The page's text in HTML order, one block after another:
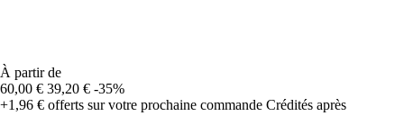
À partir de
60,00 € 39,20 € -35%
+1,96 € offerts sur votre prochaine commande Crédités après